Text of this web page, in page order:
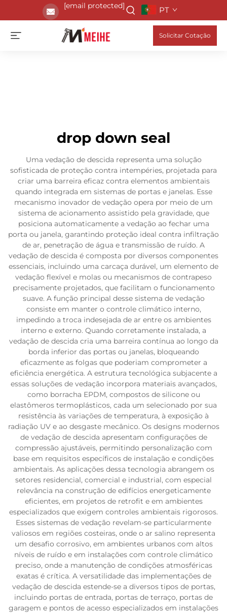
[email protected] PT
Solicitar Cotação
drop down seal
Uma vedação de descida representa uma solução
sofisticada de proteção contra intempéries, projetada para
criar uma barreira eficaz contra elementos ambientais
quando integrada em sistemas de portas e janelas. Esse
mecanismo inovador de vedação opera por meio de um
sistema de acionamento assistido pela gravidade, que
posiciona automaticamente a vedação ao fechar uma
porta ou janela, garantindo proteção ideal contra infiltração
de ar, penetração de água e transmissão de ruído. A
vedação de descida é composta por diversos componentes
essenciais, incluindo uma carcaça durável, um elemento de
vedação flexível e molas ou mecanismos de contrapeso
precisamente projetados, que facilitam o funcionamento
suave. A função principal desse sistema de vedação
consiste em manter o controle climático interno,
impedindo a troca indesejada de ar entre os ambientes
interno e externo. Quando corretamente instalada, a
vedação de descida cria uma barreira contínua ao longo da
borda inferior das portas ou janelas, bloqueando
eficazmente as folgas que poderiam comprometer a
eficiência energética. A estrutura tecnológica subjacente a
essas soluções de vedação incorpora materiais avançados,
como borracha EPDM, compostos de silicone ou
elastômeros termoplásticos, cada um selecionado por sua
resistência às variações de temperatura, à exposição à
radiação UV e ao desgaste mecânico. Os designs modernos
de vedação de descida apresentam configurações de
compressão ajustáveis, permitindo personalização com
base em requisitos específicos de instalação e condições
ambientais. As aplicações dessa tecnologia abrangem os
setores residencial, comercial e industrial, com especial
relevância na construção de edifícios energeticamente
eficientes, em projetos de retrofit e em ambientes
especializados que exigem controles ambientais rigorosos.
Esses sistemas de vedação revelam-se particularmente
valiosos em regiões costeiras, onde o ar salino representa
um desafio corrosivo, em ambientes urbanos com altos
níveis de ruído e em instalações com controle climático
preciso, onde a manutenção de condições atmosféricas
exatas é crítica. A versatilidade das implementações de
vedação de descida estende-se a diversos tipos de portas,
incluindo portas de entrada, portas de terraço, portas de
garagem e pontos de acesso especializados em instalações